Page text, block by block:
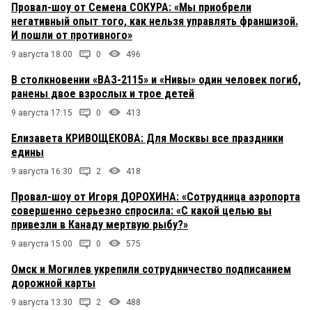
Провал-шоу от Семена СОКУРА: «Мы приобрели
негативный опыт того, как нельзя управлять франшизой.
И пошли от противного»
9 августа 18:00 0 496
В столкновении «ВАЗ-2115» и «Нивы» один человек погиб,
ранены двое взрослых и трое детей
9 августа 17:15 0 413
Елизавета КРИВОЩЕКОВА: Для Москвы все праздники
едины
9 августа 16:30 2 418
Провал-шоу от Игоря ДОРОХИНА: «Сотрудница аэропорта
совершенно серьезно спросила: «С какой целью вы
привезли в Канаду мертвую рыбу?»
9 августа 15:00 0 575
Омск и Могилев укрепили сотрудничество подписанием
дорожной карты
9 августа 13:30 2 488